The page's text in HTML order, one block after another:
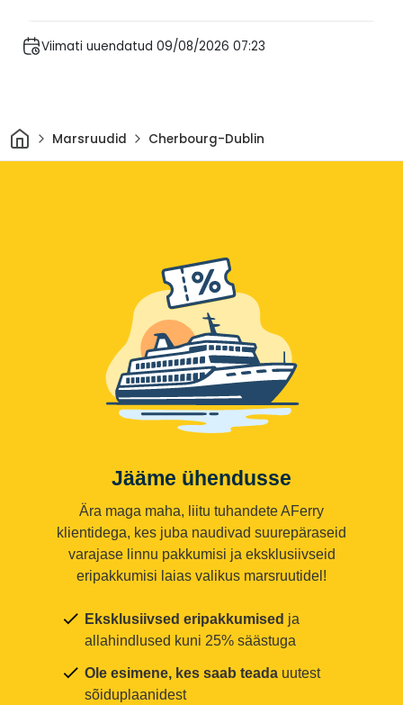
Viimati uuendatud 09/08/2026 07:23
Avaleht
Marsruudid Cherbourg-Dublin
Jääme ühendusse
Ära maga maha, liitu tuhandete AFerry
klientidega, kes juba naudivad suurepäraseid
varajase linnu pakkumisi ja eksklusiivseid
eripakkumisi laias valikus marsruutidel!
Eksklusiivsed eripakkumised ja
allahindlused kuni 25% säästuga
Ole esimene, kes saab teada uutest
sõiduplaanidest